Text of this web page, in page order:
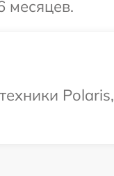
месяцев.